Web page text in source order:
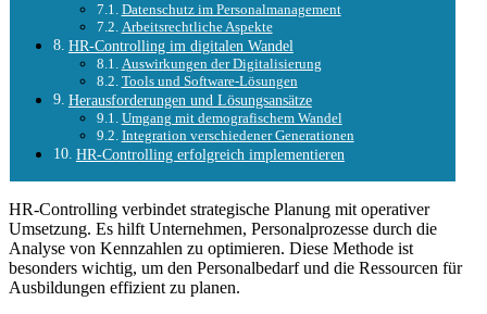
Datenschutz im Personalmanagement
Arbeitsrechtliche Aspekte
HR-Controlling im digitalen Wandel
Auswirkungen der Digitalisierung
Tools und Software-Lösungen
Herausforderungen und Lösungsansätze
Umgang mit demografischem Wandel
Integration verschiedener Generationen
HR-Controlling erfolgreich implementieren
HR-Controlling verbindet strategische Planung mit operativer
Umsetzung. Es hilft Unternehmen, Personalprozesse durch die
Analyse von Kennzahlen zu optimieren. Diese Methode ist
besonders wichtig, um den Personalbedarf und die Ressourcen für
Ausbildungen effizient zu planen.